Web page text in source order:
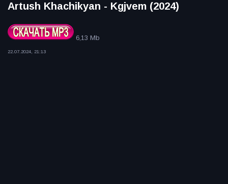
Artush Khachikyan - Kgjvem (2024)
6,13 Mb
22.07.2024, 21:13